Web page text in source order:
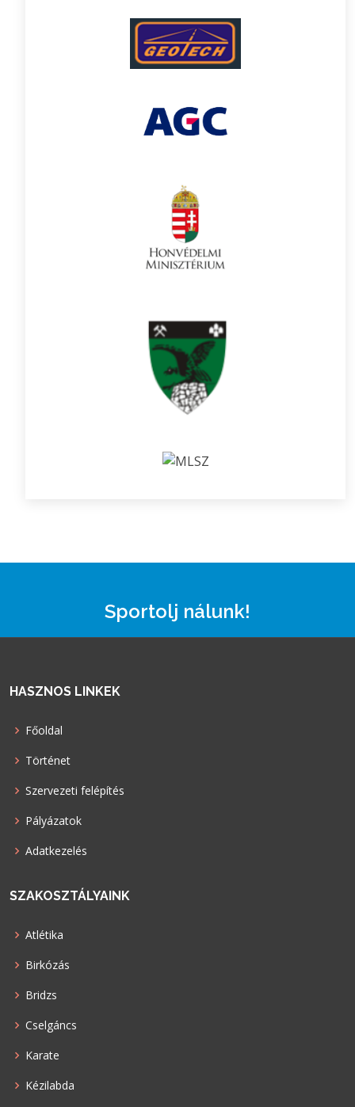
Sportolj nálunk!
HASZNOS LINKEK
Főoldal
Történet
Szervezeti felépítés
Pályázatok
Adatkezelés
SZAKOSZTÁLYAINK
Atlétika
Birkózás
Bridzs
Cselgáncs
Karate
Kézilabda